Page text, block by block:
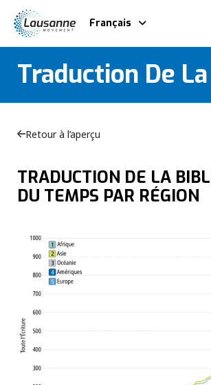
Français
Traduction De
Retour à l’aperçu
TRADUCTION DE LA
DU TEMPS PAR RÉGION